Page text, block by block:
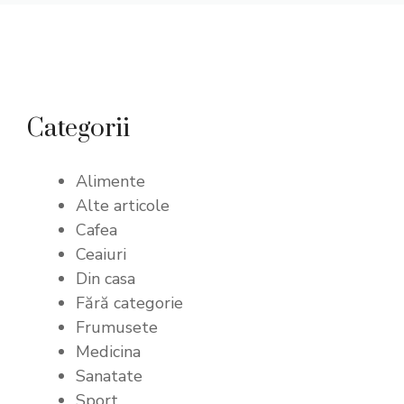
Categorii
Alimente
Alte articole
Cafea
Ceaiuri
Din casa
Fără categorie
Frumusete
Medicina
Sanatate